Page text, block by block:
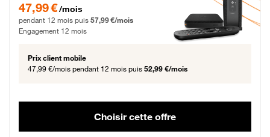
47,99 €/mois
pendant 12 mois puis 57,99 €/mois
Engagement 12 mois
Prix client mobile
47,99 €/mois pendant 12 mois puis 52,99 €/mois
Choisir cette offre